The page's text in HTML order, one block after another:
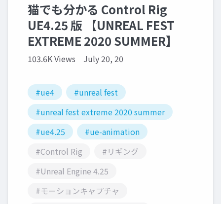
猫でも分かる Control Rig
UE4.25 版 【UNREAL FEST
EXTREME 2020 SUMMER】
103.6K Views July 20, 20
#ue4
#unreal fest
#unreal fest extreme 2020 summer
#ue4.25
#ue-animation
#Control Rig
#リギング
#Unreal Engine 4.25
#モーションキャプチャ